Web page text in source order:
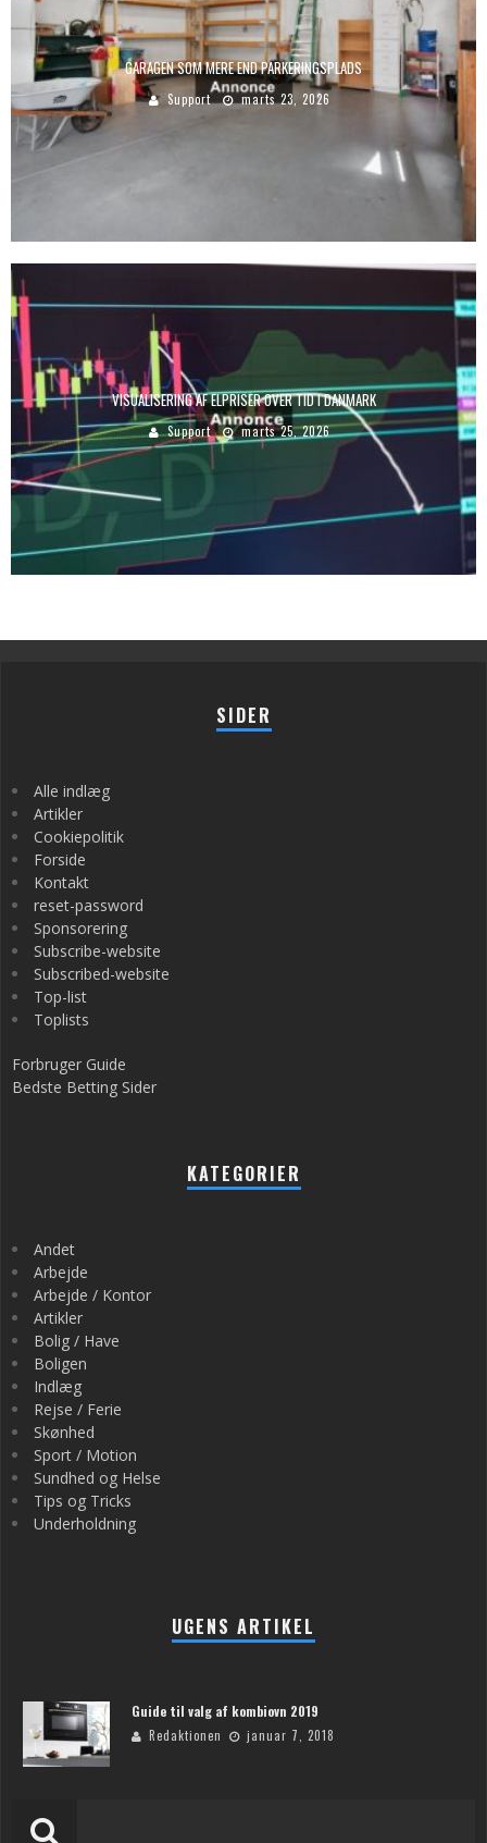
GARAGEN SOM MERE END PARKERINGSPLADS
Support marts 23, 2026
VISUALISERING AF ELPRISER OVER TID I DANMARK
Support marts 25, 2026
SIDER
Alle indlæg
Artikler
Cookiepolitik
Forside
Kontakt
reset-password
Sponsorering
Subscribe-website
Subscribed-website
Top-list
Toplists
Forbruger Guide
Bedste Betting Sider
KATEGORIER
Andet
Arbejde
Arbejde / Kontor
Artikler
Bolig / Have
Boligen
Indlæg
Rejse / Ferie
Skønhed
Sport / Motion
Sundhed og Helse
Tips og Tricks
Underholdning
UGENS ARTIKEL
Guide til valg af kombiovn 2019
Redaktionen januar 7, 2018